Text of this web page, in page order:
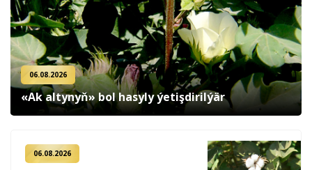
06.08.2026
«Ak altynyň» bol hasyly ýetişdirilýär
06.08.2026